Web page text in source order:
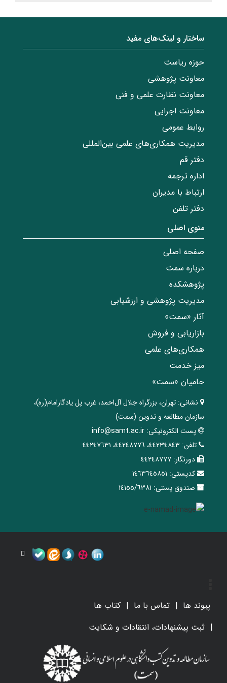
ساختار‌‌ و‌‌ لینک‌های مفید
حوزه ریاست
معاونت پژوهشی
معاونت نظارت علمی و فنی
معاونت اجرایی
روابط عمومی
مدیریت همکاری‌های علمی بین‌المللی
دفتر قم
اداره ترجمه
ارتباط با مدیران
دفتر تلفن
منوی اصلی
صفحه اصلی
درباره سمت
پژوهشکده
مدیریت پژوهشی و ارزشیابی
آثار «سمت»
بازاریابی و فروش
همکاری‌های علمی
میز خدمت
حامیان «سمت»
نشانی: تهران، ‌بزرگراه ‌جلال آل‌احمد، غرب پل يادگار‌امام(ره)‌،
سازمان مطالعه و تدوین‌ (سمت)
پست الکترونیکی: info@samt.ac.ir
تلفن: ٤٤٢٣٤٨٤٣، ٤٤٢٤٨٧٧٦، ٤٤٢٤٧٦٣١
دورنگار: ٤٤٢٤٨٧٧٧
کدپستی: ١٤٦٣٦٤٥٨٥١
صندوق پستی: ١٤١٥٥/٦٣٨١
پیوند ها تماس با ما
کتاب ها
ثبت پیشنهادات، انتقادات و شکایت